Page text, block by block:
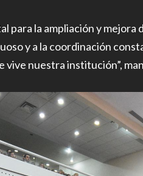
para la ampliación y mejora
y a la coordinación
vive nuestra institución”,